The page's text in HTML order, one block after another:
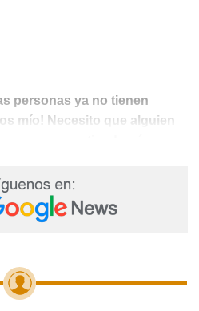
personas ya no tienen
mío! Necesito que alguien
motivo de vergüenza y no
Kimberly Chang, la estoy
no tire bombas de humo. ¿Es